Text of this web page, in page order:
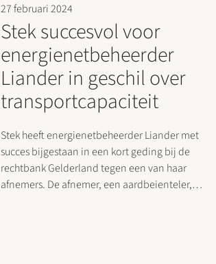
27 februari 2024
Stek succesvol voor
energienetbeheerder
Liander in geschil over
transportcapaciteit
Stek heeft energienetbeheerder Liander met
succes bijgestaan in een kort geding bij de
rechtbank Gelderland tegen een van haar
afnemers. De afnemer, een aardbeienteler,